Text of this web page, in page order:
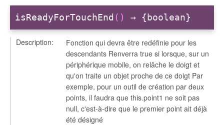
isReadyForTouchEnd () → {boolean}
Description:
Fonction qui devra être redéfinie pour les
descendants Renverra true si lorsque, sur un
périphérique mobile, on relâche le doigt et
qu'on traite un objet proche de ce doigt Par
exemple, pour un outil de création par deux
points, il faudra que this.point1 ne soit pas
null, c'est-à-dire que le premier point ait déjà
été désigné